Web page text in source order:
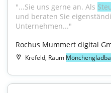
"...Sie uns gerne an. Als
und beraten Sie
Unternehmen..."
Rochus Mummert digital
Krefeld, Raum